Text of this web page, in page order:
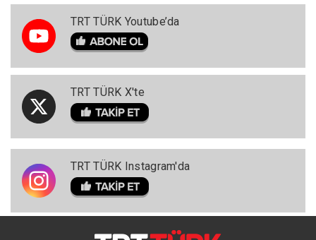
TRT TÜRK Youtube’da
TRT TÜRK X'te
TRT TÜRK Instagram'da